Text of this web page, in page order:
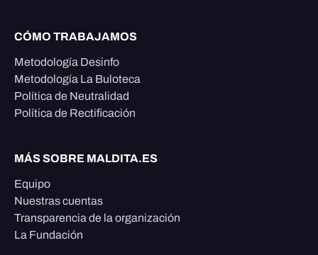
CÓMO TRABAJAMOS
Metodología Desinfo
Metodología La Buloteca
Política de Neutralidad
Política de Rectificación
MÁS SOBRE MALDITA.ES
Equipo
Nuestras cuentas
Transparencia de la organización
La Fundación